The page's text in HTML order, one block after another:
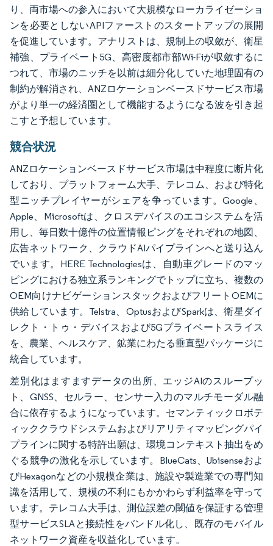
り、両市場への参入において大規模なローカライゼーショ
ンを必要としないAPIファーストのスタートアップの展開
を促進しています。アナリストは、規制上の収斂が、衛星
補強、プライベート5G、高密度都市部Wi-Fiが収斂するに
つれて、市場のニッチを以前は細分化していた地理固有の
制約が解消され、ANZロケーションベースドサービス市場
がより単一の経済圏として機能するようになる波を引き起
こすと予想しています。
競合状況
ANZロケーションベースドサービス市場は中程度に断片化
しており、プラットフォーム大手、テレコム、および特化
型ニッチプレイヤーがシェアを争っています。Google、
Apple、Microsoftは、クロスデバイスのエコシステムを活
用し、毎日数十億件の位置情報ピングをそれぞれの地図、
広告ネットワーク、クラウドAIパイプラインへと送り込ん
でいます。HERE Technologiesは、自動車グレードのマッ
ピングにおける独立系ランキングでトップに立ち、複数の
OEM向けナビゲーションスタックおよびフリートOEMに
供給しています。Telstra、OptusおよびSparkは、衛星ダイ
レクト・トゥ・デバイスおよび5Gプライベートスライス
を、農業、ヘルスケア、鉱業にわたる垂直型パッケージに
統合しています。
差別化はますますデータの出所、エッジAIのスループッ
ト、GNSS、セルラー、センサー入力のマルチモーダル融
合に依存するようになっています。セマンティックロボテ
ィッククラウドシステムおよびリアリティマッピングパイ
プラインに関する特許出願は、環境コンテキスト抽出をめ
ぐる競争の激化を示しています。BlueCats、Ubisenseおよ
びHexagonなどの小規模企業は、施設や製造業での専門知
識を活用して、規模の不利にもかかわらず利益率を守って
います。テレコム大手は、測位誤差の閾値を保証する管理
型サービスSLAと接続性をバンドル化し、既存のモバイル
ネットワーク資産を収益化しています。